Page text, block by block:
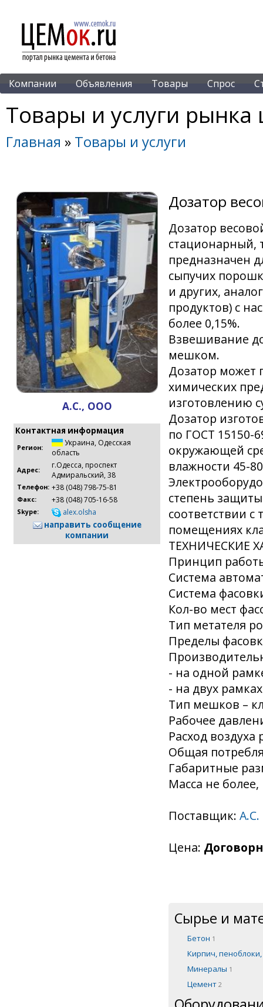
Компании Объявления Товары Спрос
Товары и услуги рынка
Главная » Товары и услуги
А.С., ООО
Контактная информация
Регион: Украина, Одесская
область
Адрес:
г.Одесса, проспект
Адмиральский, 38
Телефон: +38 (048) 798-75-81
Факс: +38 (048) 705-16-58
Skype: alex.olsha
направить сообщение
компании
Дозатор
Дозатор
стационарный,
предназначен
сыпучих
и других,
продуктов) с
более 0,15%.
Взвешивание
мешком.
Дозатор может
химических
изготовлению
Дозатор
по ГОСТ 15150-
окружающей
влажности 45-
степень
соответствии
помещениях
ТЕХНИЧЕСКИЕ
Принцип
Система
Система
Кол-во мест
Тип метателя
Пределы
- на одной
- на двух
Тип мешков –
Рабочее
Расход воздуха
Общая
Габаритные
Масса не более,
Поставщик: А.С.
Цена:
Сырье и
Бетон 1
Кирпич,
Минералы 1
Цемент 2